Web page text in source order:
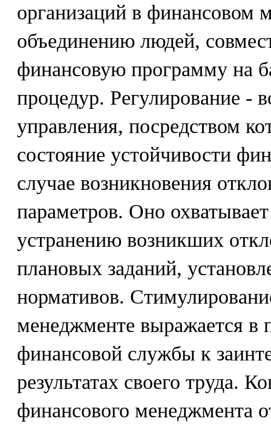
организаций в финансовом
объединению людей,
финансовую программу на
процедур. Регулирование -
управления, посредством
состояние устойчивости
случае возникновения
параметров. Оно
устранению возникших
плановых заданий,
нормативов.
менеджменте выражается в
финансовой службы к
результатах своего труда.
финансового менеджмента